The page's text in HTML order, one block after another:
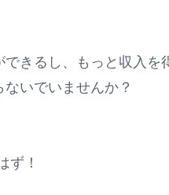
きるし、もっと収入を
いでいませんか？
ず！